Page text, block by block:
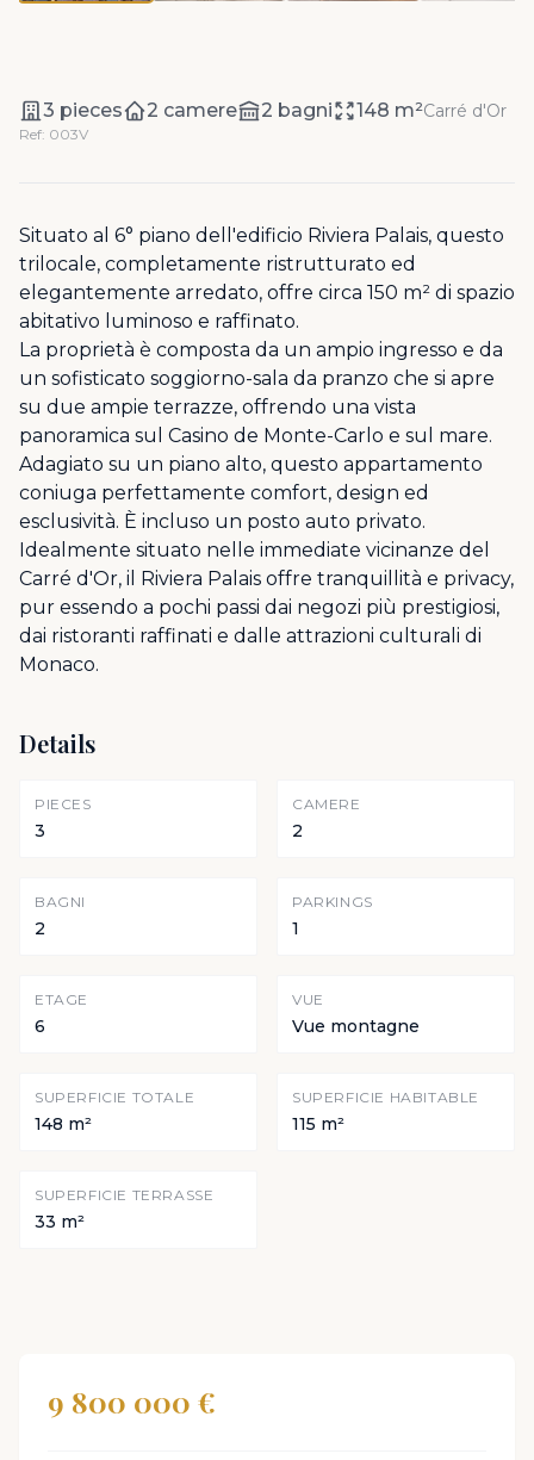
3 pieces 2 camere 2 bagni 148 m²Carré d'Or
Ref: 003V
Situato al 6° piano dell'edificio Riviera Palais, questo
trilocale, completamente ristrutturato ed
elegantemente arredato, offre circa 150 m² di spazio
abitativo luminoso e raffinato.
La proprietà è composta da un ampio ingresso e da
un sofisticato soggiorno-sala da pranzo che si apre
su due ampie terrazze, offrendo una vista
panoramica sul Casino de Monte-Carlo e sul mare.
Adagiato su un piano alto, questo appartamento
coniuga perfettamente comfort, design ed
esclusività. È incluso un posto auto privato.
Idealmente situato nelle immediate vicinanze del
Carré d'Or, il Riviera Palais offre tranquillità e privacy,
pur essendo a pochi passi dai negozi più prestigiosi,
dai ristoranti raffinati e dalle attrazioni culturali di
Monaco.
Details
PIECES
3
CAMERE
2
BAGNI
2
PARKINGS
1
ETAGE
6
VUE
Vue montagne
SUPERFICIE TOTALE
148 m²
SUPERFICIE HABITABLE
115 m²
SUPERFICIE TERRASSE
33 m²
9 800 000 €